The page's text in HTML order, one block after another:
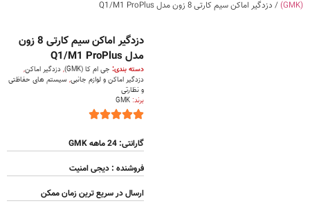
(GMK)
/ دزدگیر اماکن سیم کارتی 8 زون مدل Q1/M1 ProPlus
دزدگیر اماکن سیم کارتی 8 زون
مدل Q1/M1 ProPlus
دسته بندی: جی ام کا (GMK) ,دزدگیر اماکن,
دزدگیر اماکن و لوازم جانبی, سیستم های حفاظتی
و نظارتی
برند:GMK
گارانتی: 24 ماهه GMK
فروشنده : دیجی امنیت
ارسال در سریع ترین زمان ممکن